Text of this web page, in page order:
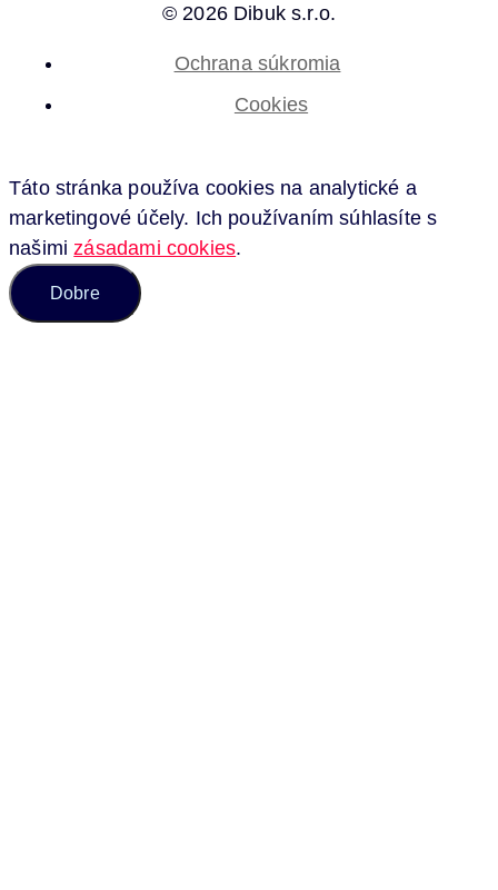
© 2026 Dibuk s.r.o.
Ochrana súkromia
Cookies
Táto stránka používa cookies na analytické a
marketingové účely. Ich používaním súhlasíte s
našimizásadami cookies.
Dobre